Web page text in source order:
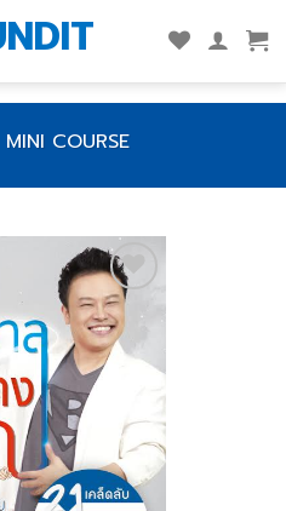
MINI COURSE
Add
to
wishlist